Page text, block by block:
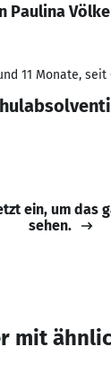
Paulina
11 Monate, seit
ein, um das
sehen.
mit